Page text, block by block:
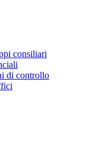
consiliari
di controllo